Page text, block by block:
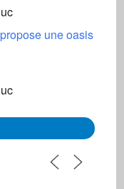
une oasis